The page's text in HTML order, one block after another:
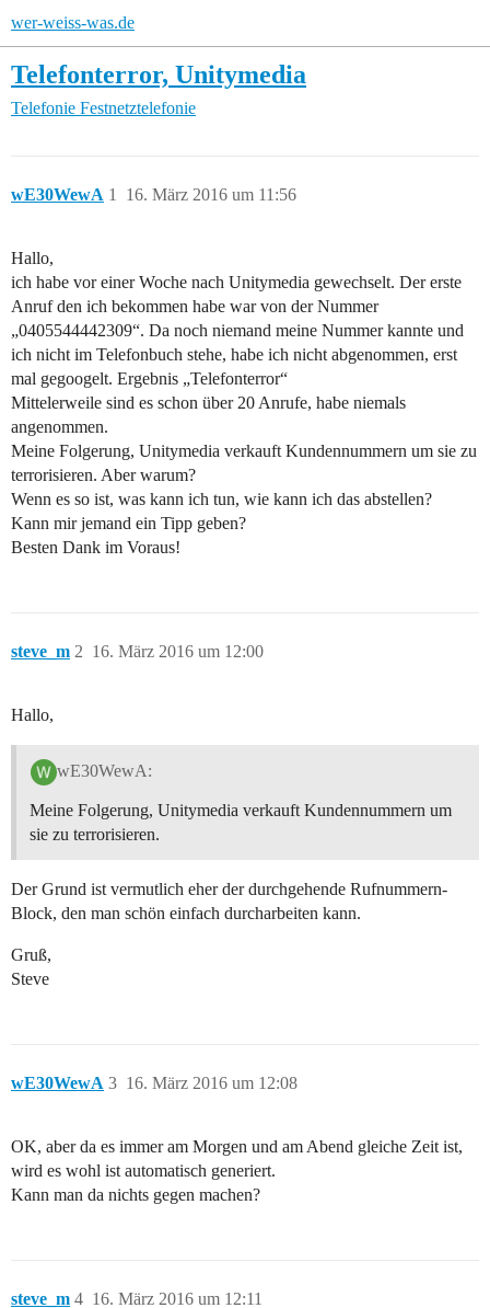
wer-weiss-was.de
Telefonterror, Unitymedia
Telefonie Festnetztelefonie
wE30WewA 16. März 2016 um 11:56
1
Hallo,
ich habe vor einer Woche nach Unitymedia gewechselt. Der erste
Anruf den ich bekommen habe war von der Nummer
„0405544442309“. Da noch niemand meine Nummer kannte und
ich nicht im Telefonbuch stehe, habe ich nicht abgenommen, erst
mal gegoogelt. Ergebnis „Telefonterror“
Mittelerweile sind es schon über 20 Anrufe, habe niemals
angenommen.
Meine Folgerung, Unitymedia verkauft Kundennummern um sie zu
terrorisieren. Aber warum?
Wenn es so ist, was kann ich tun, wie kann ich das abstellen?
Kann mir jemand ein Tipp geben?
Besten Dank im Voraus!
steve_m 16. März 2016 um 12:00
2
Hallo,
wE30WewA:
Meine Folgerung, Unitymedia verkauft Kundennummern um
sie zu terrorisieren.
Der Grund ist vermutlich eher der durchgehende Rufnummern-
Block, den man schön einfach durcharbeiten kann.
Gruß,
Steve
wE30WewA 16. März 2016 um 12:08
3
OK, aber da es immer am Morgen und am Abend gleiche Zeit ist,
wird es wohl ist automatisch generiert.
Kann man da nichts gegen machen?
steve_m 16. März 2016 um 12:11
4